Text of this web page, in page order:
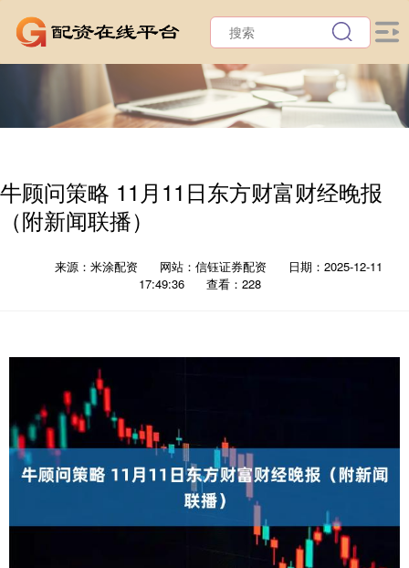
牛顾问策略 11月11日东方财富财经晚报
（附新闻联播）
来源：米涂配资 网站：信钰证券配资
日期：2025-12-11
17:49:36
查看：228